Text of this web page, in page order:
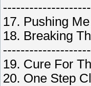
17. Pushing
18. Breaking
19. Cure For
20. One Step